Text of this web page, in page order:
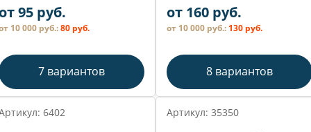
95 руб.
10 000 руб.:80 руб.
7 вариантов
от 160 руб.
от 10 000 руб.: 130 руб.
8 вариантов
6402 Артикул: 35350